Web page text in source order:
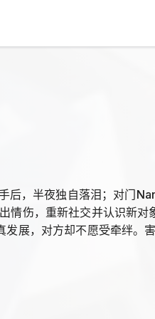
后，半夜独自落泪；对门
伤，重新社交并认识新对
展，对方却不愿受牵绊。